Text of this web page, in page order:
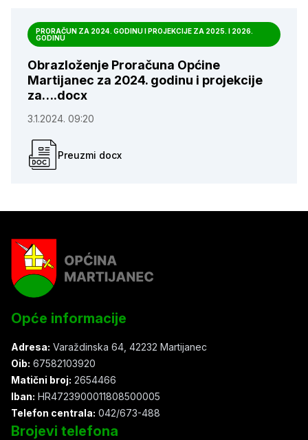
PRORAČUN ZA 2024. GODINU I PROJEKCIJE ZA 2025. I 2026.
GODINU
Obrazloženje Proračuna Općine
Martijanec za 2024. godinu i projekcije
za….docx
3.1.2024. 09:20
Preuzmi docx
Opće informacije
Adresa: Varaždinska 64, 42232 Martijanec
Oib: 67582103920
Matični broj: 2654466
Iban: HR4723900011808500005
Telefon centrala: 042/673-488
Brojevi telefona